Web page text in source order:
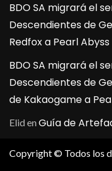
BDO SA migrará el
Descendientes de
Redfox a Pearl Abyss
BDO SA migrará el
Descendientes de
de Kakaogame a
ElidenGuía de
Copyright © Todos los